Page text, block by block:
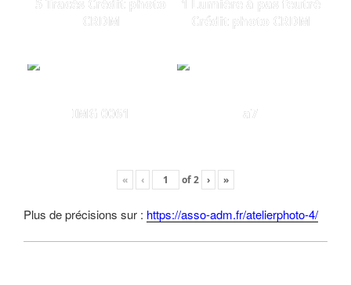
5 Tracés Crédit photo
CRDM
1 Lumière à pas feutré
Crédit photo CRDM
IMG 0061 a7
« ‹ of2 › »
Plus de précisions sur : https://asso-adm.fr/atelierphoto-4/